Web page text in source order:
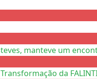
manteve um
da